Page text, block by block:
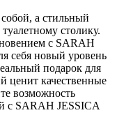
а стильный
столику.
с SARAH
себя новый уровень
подарок для
ценит качественные
возможность
с SARAH JESSICA